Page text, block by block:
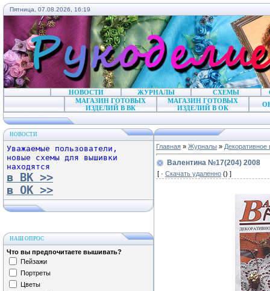
Пятница, 07.08.2026, 16:19
НОВОСТИ ЖУРНАЛЫ СХЕМЫ
МАГАЗИН ГОТОВЫХ
ИЗДЕЛИЙ В ВК
МАГАЗИН ГОТОВЫХ
ИЗДЕЛИЙ В ОК
НОВОСТИ
Уважаемые пользователи,
новые схемы для вышивки
находятся
в ВК >>
в ОК >>
НАШ ОПРОС
Что вы предпочитаете вышивать?
Пейзажи
Портреты
Цветы
Главная » Журналы » Декоративное
Валентина №17(204) 2008
[ · Скачать удаленно () ]